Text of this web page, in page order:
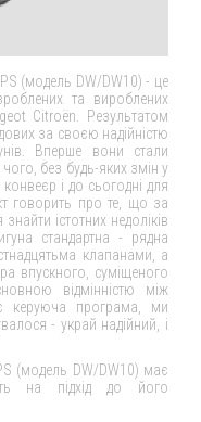
(модель DW/DW10) - це
та вироблених
Citroën. Результатом
за своєю надійністю
Вперше вони стали
без будь-яких змін у
і до сьогодні для
говорить про те, що за
істотних недоліків
стандартна - рядна
клапанами, а
впускного, суміщеного
відмінністю між
керуюча програма, ми
- украй надійний, і
(модель DW/DW10) має
на підхід до його